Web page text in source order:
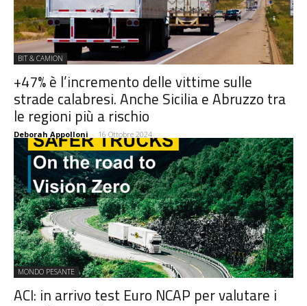
BIT & CAMION
+47% è l’incremento delle vittime sulle
strade calabresi. Anche Sicilia e Abruzzo tra
le regioni più a rischio
Deborah Appolloni - 16 Ottobre 2024
MONDO PESANTE
ACI: in arrivo test Euro NCAP per valutare i